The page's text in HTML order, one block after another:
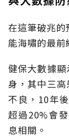
在這筆破兆
能海嘯的最前
健保大數據
身，其中三
不良，10年
超過20%會
息相關。